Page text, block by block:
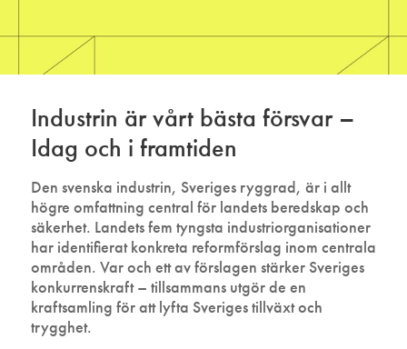
Industrin är vårt bästa försvar –
Idag och i framtiden
Den svenska industrin, Sveriges ryggrad, är i allt
högre omfattning central för landets beredskap och
säkerhet. Landets fem tyngsta industriorganisationer
har identifierat konkreta reformförslag inom centrala
områden. Var och ett av förslagen stärker Sveriges
konkurrenskraft – tillsammans utgör de en
kraftsamling för att lyfta Sveriges tillväxt och
trygghet.